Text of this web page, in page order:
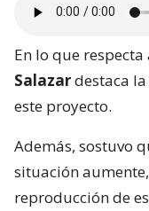
En lo que
Salazardestaca
este proyecto.
Además, sostuvo
situación
reproducción de